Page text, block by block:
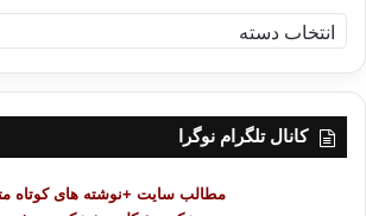
با رعایت بهداشت، و برخورد خوب، بر مشتریان
با گذاشتن اجناس خویش در مسیر حرکت
هنگام ورود مشتری جواب سلام وی را بدهید.
بخواهید صبر کند.( به طریقی نشان دهید که
غیرقابل مصرف یا صندوق و کارتن ها و…، باعث
ه
ر
کانال تلگرام نوگرا
مطالب سایت +نوشته های کوتاه